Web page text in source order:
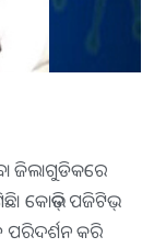
ଜିଲାଗୁଡିକରେ
କୋଭିଡ୍‌ ପଜିଟିଭ୍‌
ପରିଦର୍ଶନ କରି